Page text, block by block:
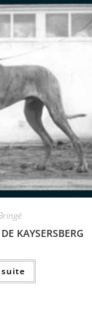
KAYSERSBERG